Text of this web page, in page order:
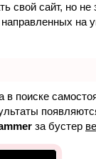
свой сайт, но
на
поиске
за бустер